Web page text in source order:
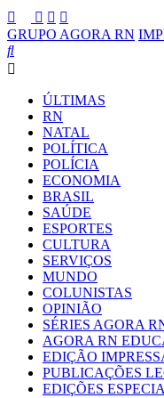
GRUPO AGORA RN
ÚLTIMAS
RN
NATAL
POLÍTICA
POLÍCIA
ECONOMIA
BRASIL
SAÚDE
ESPORTES
CULTURA
SERVIÇOS
MUNDO
COLUNISTAS
OPINIÃO
SÉRIES AGORA
AGORA RN
EDIÇÃO
PUBLICAÇÕES
EDIÇÕES